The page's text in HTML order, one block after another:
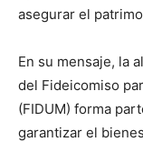
asegurar el
En su mensaje, la
del Fideicomiso
(FIDUM) forma
garantizar el